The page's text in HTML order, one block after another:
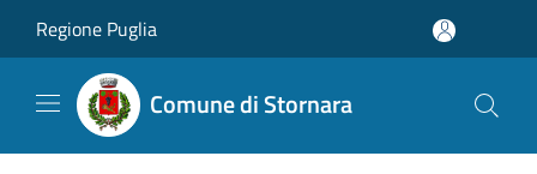
Regione Puglia
Comune di Stornara